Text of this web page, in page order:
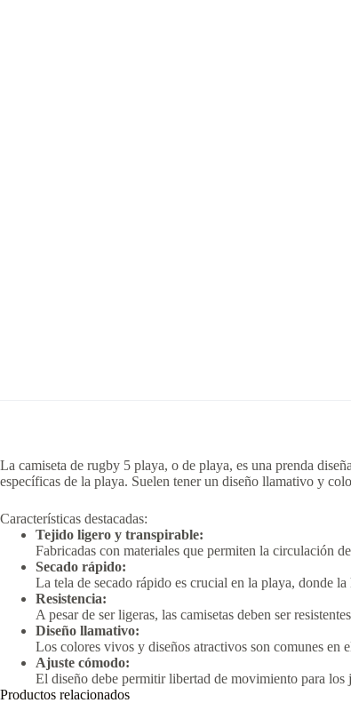
La camiseta de rugby 5 playa, o de playa, es una prenda
específicas de la playa. Suelen tener un diseño llamativo y
Características destacadas:
Tejido ligero y transpirable:
Fabricadas con materiales que permiten la circulación
Secado rápido:
La tela de secado rápido es crucial en la playa, donde la
Resistencia:
A pesar de ser ligeras, las camisetas deben ser
Diseño llamativo:
Los colores vivos y diseños atractivos son comunes
Ajuste cómodo:
El diseño debe permitir libertad de movimiento para
Productos relacionados